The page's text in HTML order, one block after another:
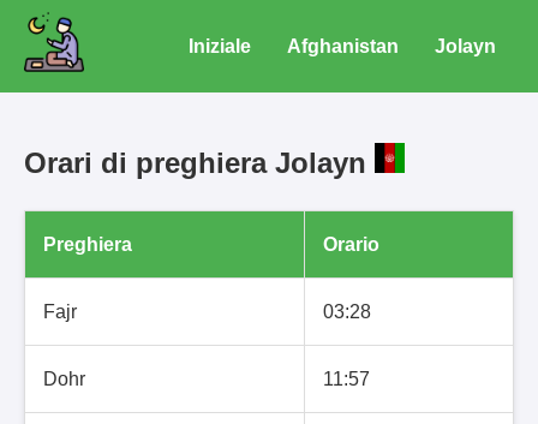
Iniziale Afghanistan Jolayn
Orari di preghiera Jolayn
Preghiera Orario
Fajr 03:28
Dohr 11:57